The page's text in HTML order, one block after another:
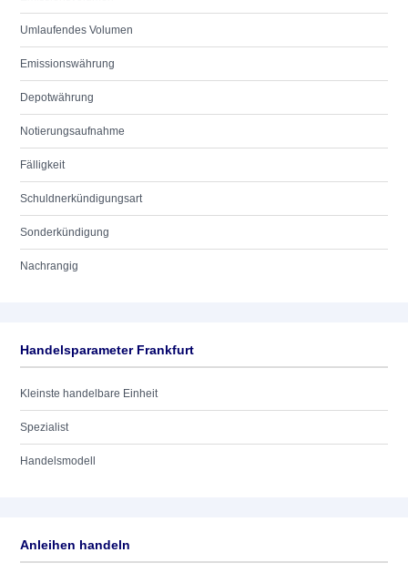
Umlaufendes Volumen
Emissionswährung
Depotwährung
Notierungsaufnahme
Fälligkeit
Schuldnerkündigungsart
Sonderkündigung
Nachrangig
Handelsparameter Frankfurt
Kleinste handelbare Einheit
Spezialist
Handelsmodell
Anleihen handeln